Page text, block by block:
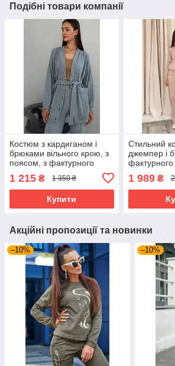
Подібні товари компанії
Костюм з кардиганом і
брюками вільного крою, з
поясом, з фактурного
трикотажу 44-50 розміри
сірий
1 215 ₴ 1 350 ₴
Купити
Стильний
джемпер і
1 989₴
Акційні пропозиції та новинки
–10% –10%